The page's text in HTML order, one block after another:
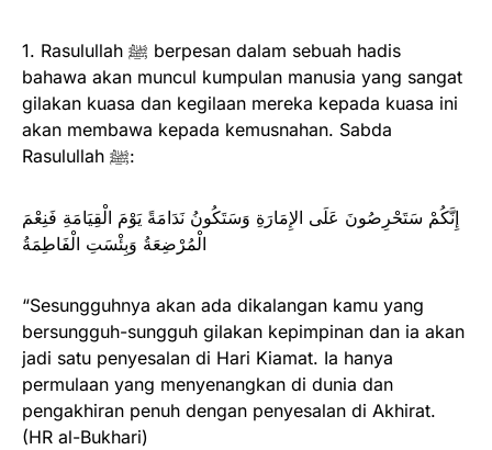
1. Rasulullah ﷺ berpesan dalam sebuah hadis
bahawa akan muncul kumpulan manusia yang sangat
gilakan kuasa dan kegilaan mereka kepada kuasa ini
akan membawa kepada kemusnahan. Sabda
Rasulullah ﷺ:
إِنَّكُمْ سَتَحْرِصُونَ عَلَى الإِمَارَةِ وَسَتَكُونُ نَدَامَةً يَوْمَ الْقِيَامَةِ فَنِعْمَ
الْمُرْضِعَةُ وَبِئْسَتِ الْفَاطِمَةُ
“Sesungguhnya akan ada dikalangan kamu yang
bersungguh-sungguh gilakan kepimpinan dan ia akan
jadi satu penyesalan di Hari Kiamat. Ia hanya
permulaan yang menyenangkan di dunia dan
pengakhiran penuh dengan penyesalan di Akhirat.
(HR al-Bukhari)